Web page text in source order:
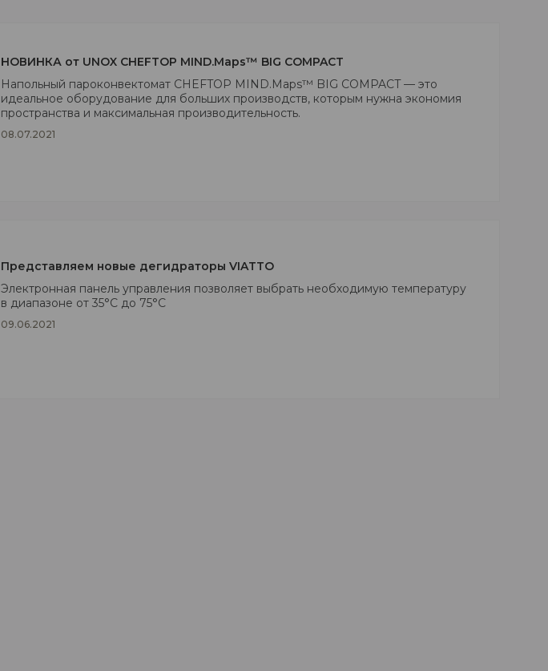
НОВИНКА от UNOX CHEFTOP MIND.Maps™ BIG COMPACT
Напольный пароконвектомат CHEFTOP MIND.Maps™ BIG COMPACT — это
идеальное оборудование для больших производств, которым нужна экономия
пространства и максимальная производительность.
08.07.2021
Представляем новые дегидраторы VIATTO
Электронная панель управления позволяет выбрать необходимую температуру
в диапазоне от 35°С до 75°С
09.06.2021